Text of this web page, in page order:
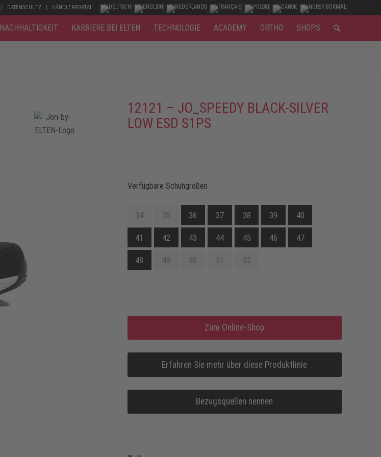
DATENSCHUTZ HÄNDLERPORTAL
NACHHALTIGKEIT KARRIERE BEI ELTEN TECHNOLOGIE ACADEMY ORTHO SHOPS
12121 – JO_SPEEDY BLACK-SILVER
LOW ESD S1PS
Verfügbare Schuhgrößen
34 35 36 37 38 39 40
41 42 43 44 45 46 47
48 49 50 51 52
Zum Online-Shop
Erfahren Sie mehr über diese Produktlinie
Bezugsquellen nennen